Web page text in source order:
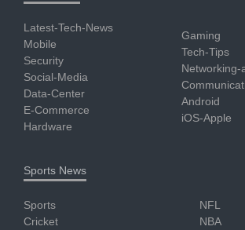
Latest-Tech-News
Mobile
Security
Social-Media
Data-Center
E-Commerce
Hardware
Gaming
Tech-Tips
Networking-
Android
iOS-Apple
Sports News
Sports
Cricket
NFL
NBA